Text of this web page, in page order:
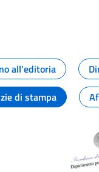
all'editoria
di stampa